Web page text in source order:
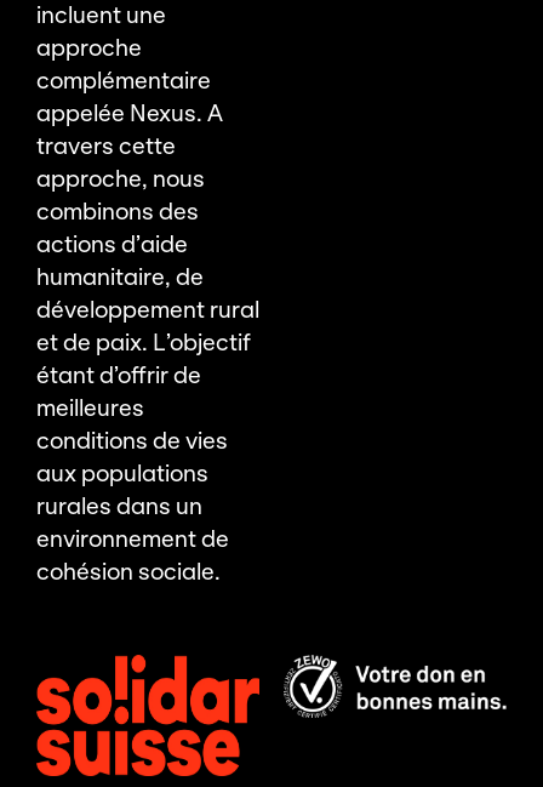
incluent une
approche
complémentaire
appelée Nexus. A
travers cette
approche, nous
combinons des
actions d’aide
humanitaire, de
développement rural
et de paix. L’objectif
étant d’offrir de
meilleures
conditions de vies
aux populations
rurales dans un
environnement de
cohésion sociale.